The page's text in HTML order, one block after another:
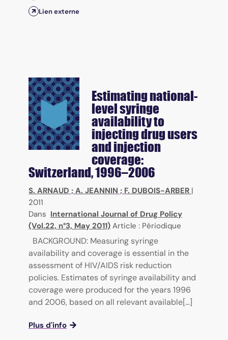
Lien externe
Estimating national-
level syringe
availability to
injecting drug users
and injection
coverage:
Switzerland, 1996–2006
S. ARNAUD ; A. JEANNIN ; F. DUBOIS-ARBER |
2011
Dans International Journal of Drug Policy
(Vol.22, n°3, May 2011) Article : Périodique
BACKGROUND: Measuring syringe
availability and coverage is essential in the
assessment of HIV/AIDS risk reduction
policies. Estimates of syringe availability and
coverage were produced for the years 1996
and 2006, based on all relevant available[...]
Plus d'info